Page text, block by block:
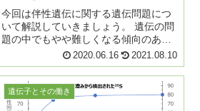
今回は伴性遺伝に関する遺伝問題につ
いて解説していきましょう。 遺伝の問
題の中でもやや難しくなる傾向のある
分野です。それだけに、現在も様々な
大学で出題される問題でもあります。
解き方や考え方をおさらいしておきま
しょう！ 例題 ...
2020.06.16 2021.08.10
遺伝子とその働き